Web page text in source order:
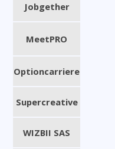
Jobgether
MeetPRO
Optioncarriere
Supercreative
WIZBII SAS